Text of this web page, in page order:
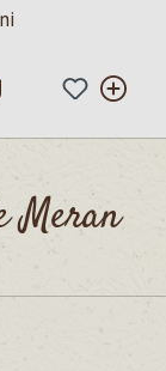
Meran